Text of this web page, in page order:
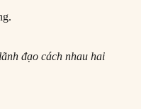
đạo cách nhau hai